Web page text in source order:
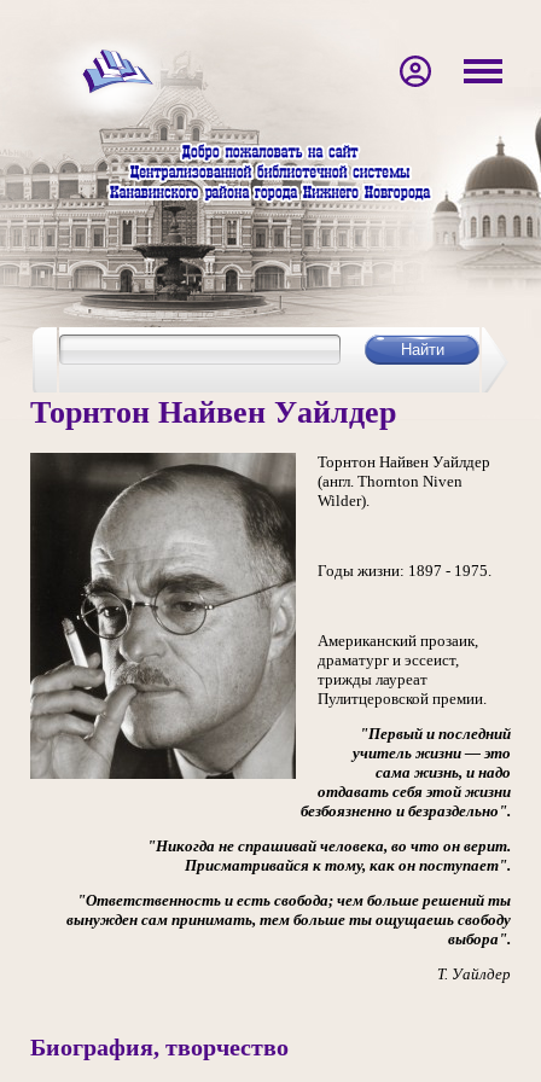
Торнтон Найвен Уайлдер
Торнтон Найвен Уайлдер
(англ. Thornton Niven
Wilder).
Годы жизни: 1897 - 1975.
Американский прозаик,
драматург и эссеист,
трижды лауреат
Пулитцеровской премии.
"Первый и последний
учитель жизни — это
сама жизнь, и надо
отдавать себя этой жизни
безбоязненно и безраздельно".
"Никогда не спрашивай человека, во что он верит.
Присматривайся к тому, как он поступает".
"Ответственность и есть свобода; чем больше решений ты
вынужден сам принимать, тем больше ты ощущаешь свободу
выбора".
Т. Уайлдер
Биография, творчество